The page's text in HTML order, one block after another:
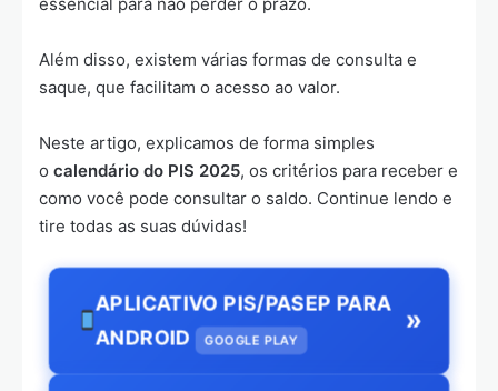
Além disso, existem várias formas de consulta e
saque, que facilitam o acesso ao valor.
Neste artigo, explicamos de forma simples
o calendário do PIS 2025, os critérios para receber e
como você pode consultar o saldo. Continue lendo e
tire todas as suas dúvidas!
APLICATIVO PIS/PASEP PARA
ANDROID GOOGLE PLAY
»